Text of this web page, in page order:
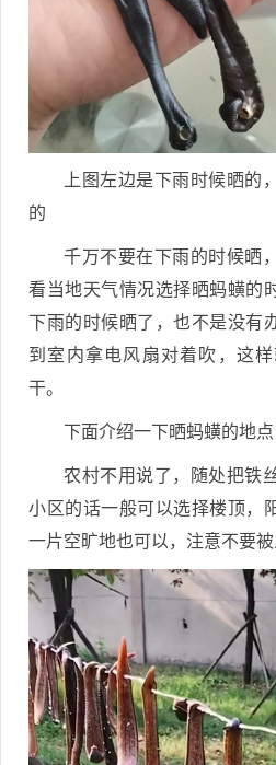
上图左边是下雨时候晒的
的
千万不要在下雨的时候晒
看当地天气情况选择晒蚂蟥的
下雨的时候晒了，也不是没有
到室内拿电风扇对着吹，这
干。
下面介绍一下晒蚂蟥的地点
农村不用说了，随处把铁
小区的话一般可以选择楼顶，
一片空旷地也可以，注意不要被